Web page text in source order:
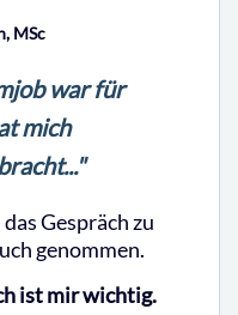
MSc
war für
mich
Gespräch zu
genommen.
ist mir wichtig.